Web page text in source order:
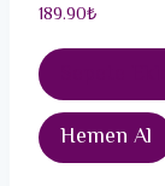
189.90₺
Hemen Al